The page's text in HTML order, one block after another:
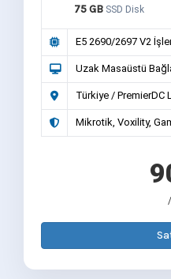
75 GB SSD Disk
E5 2690/2697 V2
Uzak Masaüstü
Türkiye / PremierDC
Mikrotik, Voxility,